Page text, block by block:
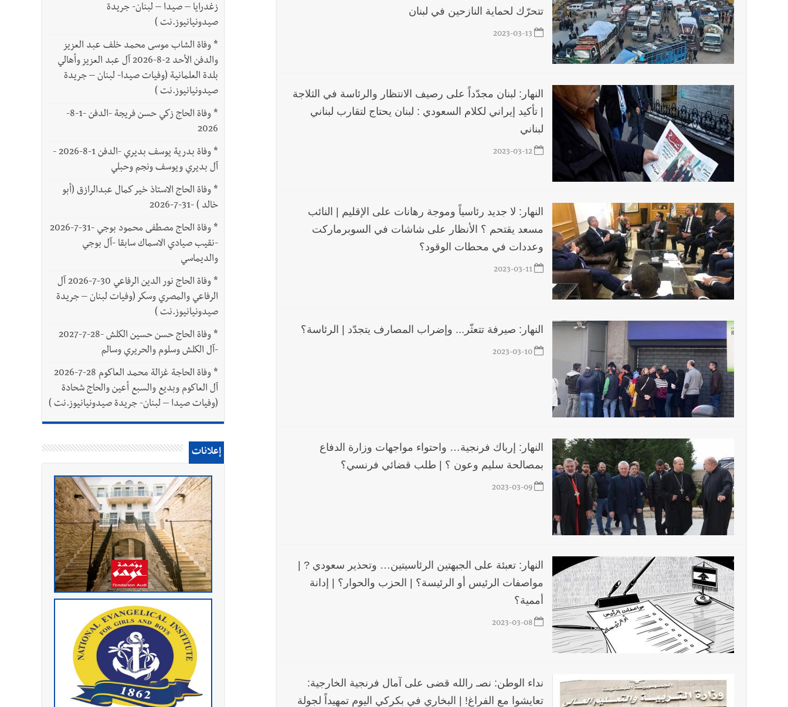
تتحرّك لحماية النازحين في لبنان
2023-03-13
النهار: لبنان مجدّداً على رصيف الانتظار والرئاسة في الثلاجة
| تأكيد إيراني لكلام السعودي : لبنان يحتاج لتقارب لبناني
لبناني
2023-03-12
النهار: لا جديد رئاسياً وموجة رهانات على الإقليم | النائب
مسعد يقتحم ؟ الأنظار على شاشات في السوبرماركت
وعددات في محطات الوقود؟
2023-03-11
النهار: صيرفة تتعثّر... وإضراب المصارف يتجدّد | الرئاسة؟
2023-03-10
النهار: إرباك فرنجية… واحتواء مواجهات وزارة الدفاع
بمصالحة سليم وعون ؟ | طلب قضائي فرنسي؟
2023-03-09
النهار: تعبئة على الجبهتين الرئاسيتين… وتحذير سعودي ? |
مواصفات الرئيس أو الرئيسة؟ | الحزب والحوار؟ | إدانة
أممية؟
2023-03-08
نداء الوطن: نصـ رالله قضى على آمال فرنجية الخارجية:
تعايشوا مع الفراغ! | البخاري في بكركي اليوم تمهيداً لجولة
زغدرايا – صيدا – لبنان- جريدة
صيدونيانيوز.نت )
* وفاة الشاب موسى محمد خلف عبد العزيز
والدفن الأحد 2-8-2026 آل عبد العزيز وأهالي
بلدة العلمانية (وفيات صيدا- لبنان – جريدة
صيدونيانيوز.نت )
*
وفاة الحاج زكي حسن فريجة -الدفن -1-8-
2026
*
وفاة بدرية يوسف بديري -الدفن 1-8-2026 -
آل بديري ويوسف ونجم وحبلي
* وفاة الحاج الاستاذ خير كمال عبدالرازق (أبو
خالد ) -31-7-2026
*
وفاة الحاج مصطفى محمود بوجي -31-7-2026
-نقيب صيادي الاسماك سابقا -آل بوجي
والديماسي
*
وفاة الحاج نور الدين الرفاعي 30-7-2026 آل
الرفاعي والمصري وسكر (وفيات لبنان – جريدة
صيدونيانيوز.نت )
*
وفاة الحاج حسن حسين الكلش -28-7-2027
-آل الكلش وسلوم والحريري وسالم
*
وفاة الحاجة غزالة محمد العاكوم 28-7-2026
آل العاكوم وبديع والسبع أعين والحاج شحادة
(وفيات صيدا – لبنان- جريدة صيدونيانيوز.نت )
إعلانات